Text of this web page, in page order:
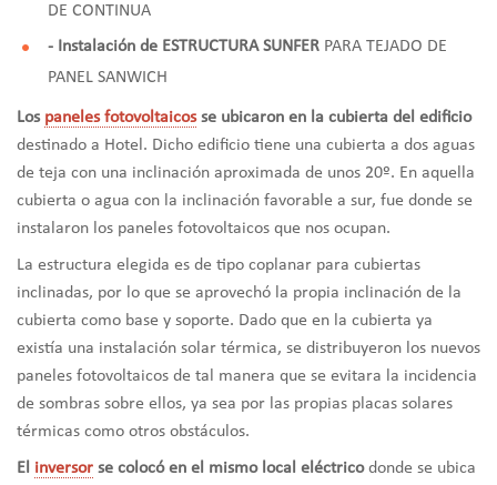
DE CONTINUA
- Instalación de ESTRUCTURA SUNFER PARA TEJADO DE
PANEL SANWICH
Los paneles fotovoltaicosse ubicaron en la cubierta del edificio
destinado a Hotel. Dicho edificio tiene una cubierta a dos aguas
de teja con una inclinación aproximada de unos 20º. En aquella
cubierta o agua con la inclinación favorable a sur, fue donde se
instalaron los paneles fotovoltaicos que nos ocupan.
La estructura elegida es de tipo coplanar para cubiertas
inclinadas, por lo que se aprovechó la propia inclinación de la
cubierta como base y soporte. Dado que en la cubierta ya
existía una instalación solar térmica, se distribuyeron los nuevos
paneles fotovoltaicos de tal manera que se evitara la incidencia
de sombras sobre ellos, ya sea por las propias placas solares
térmicas como otros obstáculos.
El inversor se colocó en el mismo local eléctricodonde se ubica